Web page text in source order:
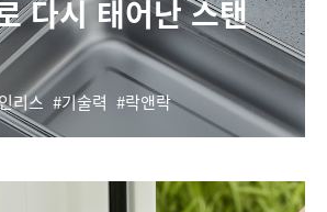
다시 태어난 스탠
리스 기술력 락앤락